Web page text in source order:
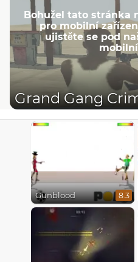
Bohužel tato stránka
pro mobilní
ujistěte se pod
Grand Gang
Gunblood 8.3